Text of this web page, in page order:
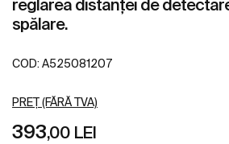
reglarea distanței de
spălare.
COD: A525081207
PREȚ (FĂRĂ TVA)
393,00 LEI